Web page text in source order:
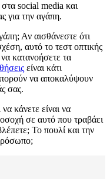
social media και
για την αγάπη.
Αν αισθάνεστε ότι
αυτό το τεστ οπτικής
κατανοήσετε τα
είναι κάτι
να αποκαλύψουν
σας.
κάνετε είναι να
σε αυτό που τραβάει
Το πουλί και την